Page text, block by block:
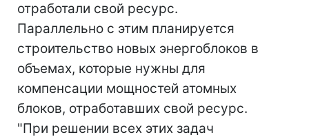
отработали свой ресурс.
Параллельно с этим планируется
строительство новых энергоблоков в
объемах, которые нужны для
компенсации мощностей атомных
блоков, отработавших свой ресурс.
"При решении всех этих задач